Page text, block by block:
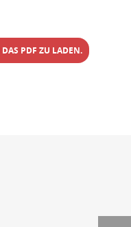
PDF ZU LADEN.